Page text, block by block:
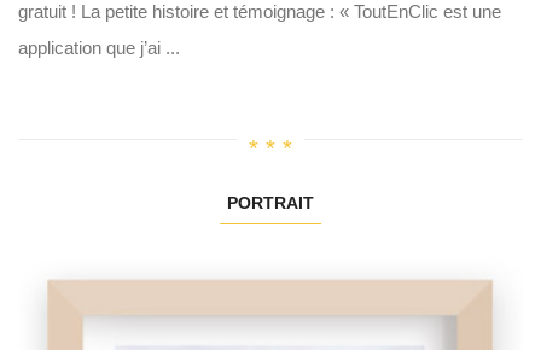
gratuit ! La petite histoire et témoignage : « ToutEnClic est une
application que j’ai ...
PORTRAIT